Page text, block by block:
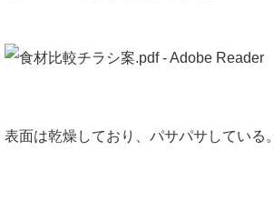
表面は乾燥しており、パサパサしている。